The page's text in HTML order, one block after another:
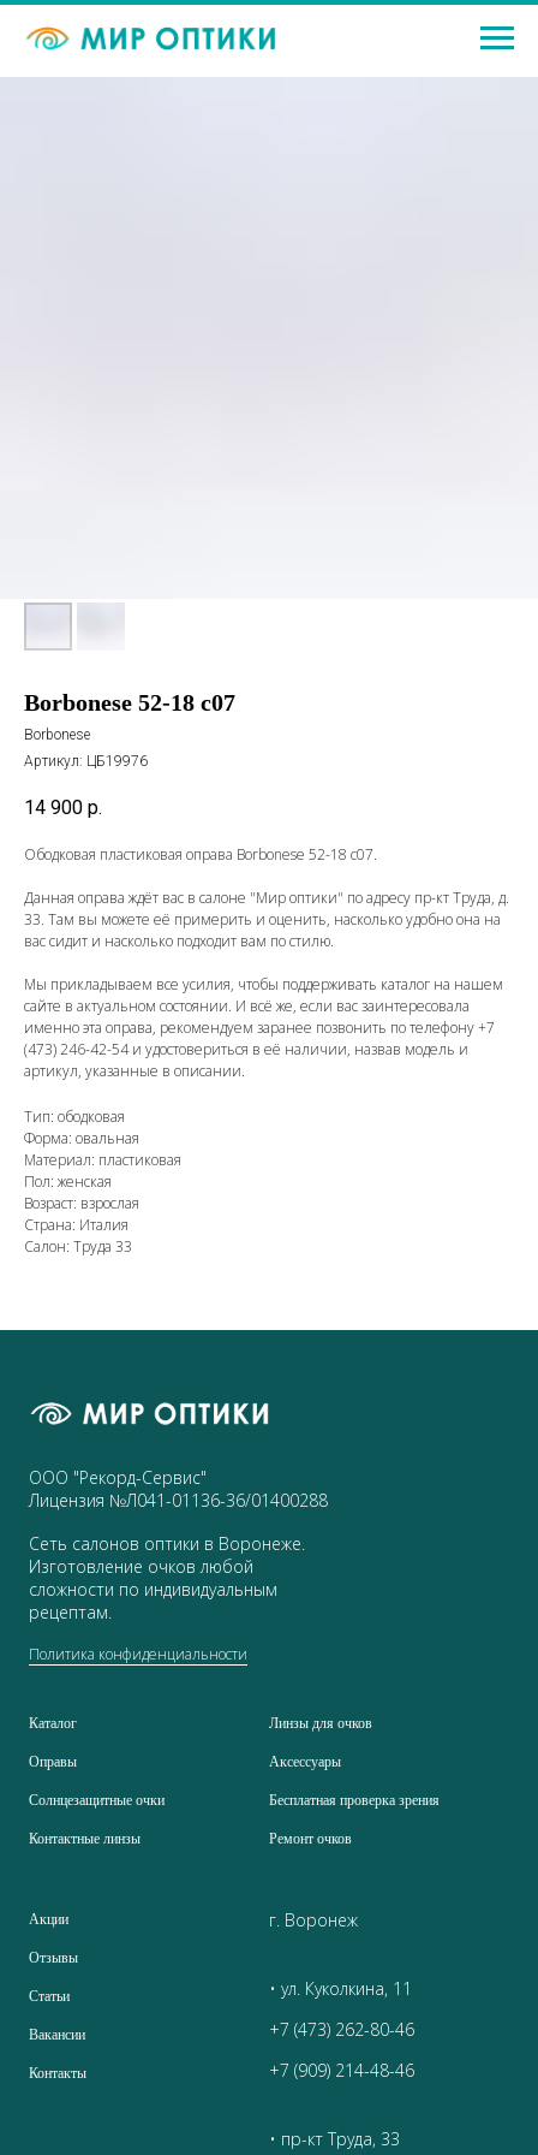
Borbonese 52-18 c07
Borbonese
Артикул: ЦБ19976
14 900 р.
Ободковая пластиковая оправа Borbonese 52-18 c07.
Данная оправа ждёт вас в салоне "Мир оптики" по адресу пр-кт Труда, д.
33. Там вы можете её примерить и оценить, насколько удобно она на
вас сидит и насколько подходит вам по стилю.
Мы прикладываем все усилия, чтобы поддерживать каталог на нашем
сайте в актуальном состоянии. И всё же, если вас заинтересовала
именно эта оправа, рекомендуем заранее позвонить по телефону+7
(473) 246-42-54и удостовериться в её наличии, назвав модель и
артикул, указанные в описании.
Тип: ободковая
Форма: овальная
Материал: пластиковая
Пол: женская
Возраст: взрослая
Страна: Италия
Салон: Труда 33
ООО "Рекорд-Сервис"
Лицензия №Л041-01136-36/01400288
Сеть салонов оптики в Воронеже.
Изготовление очков любой
сложности по индивидуальным
рецептам.
Политика конфиденциальности
Каталог
Оправы
Солнцезащитные очки
Контактные линзы
Линзы для очков
Аксессуары
Бесплатная проверка зрения
Ремонт очков
Акции
Отзывы
Статьи
Вакансии
Контакты
г. Воронеж
• ул. Куколкина, 11
+7 (473) 262-80-46
+7 (909) 214-48-46
• пр-кт Труда, 33